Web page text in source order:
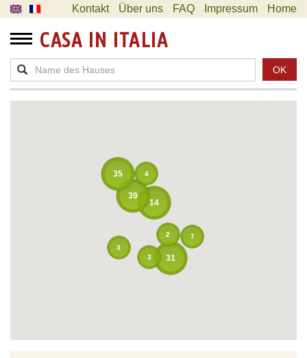
Kontakt Über uns FAQ Impressum Home
CASA IN ITALIA
OK
14
39
4
31
2
35
7
3
3